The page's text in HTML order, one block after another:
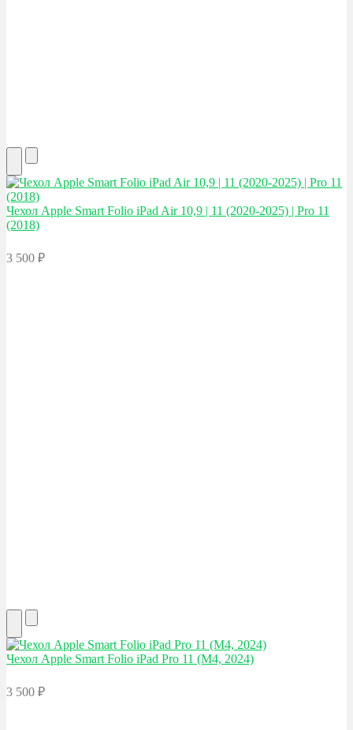
Чехол Apple Smart Folio iPad Air 10,9 | 11 (2020-2025) | Pro 11
(2018)
3 500 ₽
Чехол Apple Smart Folio iPad Pro 11 (M4, 2024)
3 500 ₽